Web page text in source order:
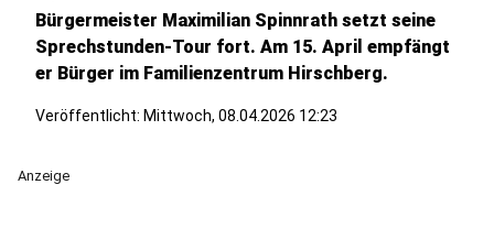
Bürgermeister Maximilian Spinnrath setzt seine
Sprechstunden-Tour fort. Am 15. April empfängt
er Bürger im Familienzentrum Hirschberg.
Veröffentlicht: Mittwoch, 08.04.2026 12:23
Anzeige